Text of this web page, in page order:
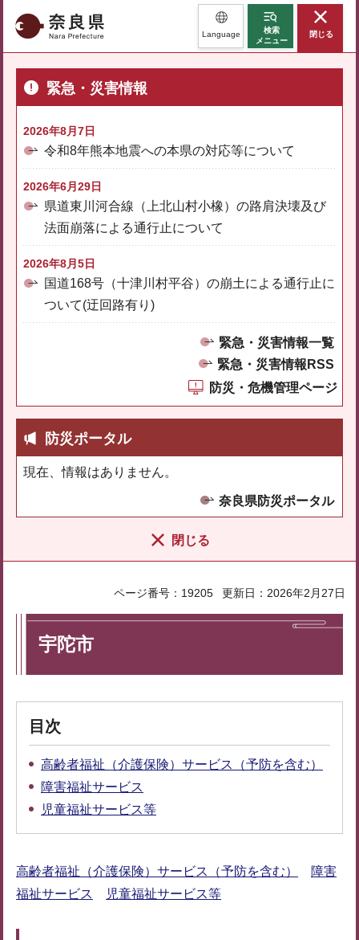
奈良県 Language
検索
メニュー
閉じる
緊急・災害情報
2026年8月7日
令和8年熊本地震への本県の対応等について
2026年6月29日
県道東川河合線（上北山村小橡）の路肩決壊及び
法面崩落による通行止について
2026年8月5日
国道168号（十津川村平谷）の崩土による通行止に
ついて(迂回路有り)
緊急・災害情報一覧
緊急・災害情報RSS
防災・危機管理ページ
防災ポータル
現在、情報はありません。
奈良県防災ポータル
閉じる
ページ番号：19205 更新日：2026年2月27日
宇陀市
目次
高齢者福祉（介護保険）サービス（予防を含む）
障害福祉サービス
児童福祉サービス等
高齢者福祉（介護保険）サービス（予防を含む）
障害
福祉サービス
児童福祉サービス等